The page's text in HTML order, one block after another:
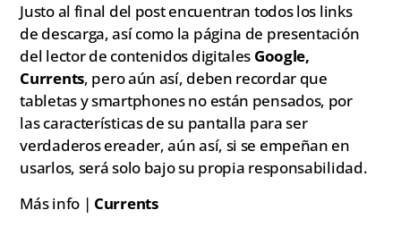
Justo al final del post encuentran todos los links
de descarga, así como la página de presentación
del lector de contenidos digitales Google,
Currents, pero aún así, deben recordar que
tabletas y smartphones no están pensados, por
las características de su pantalla para ser
verdaderos ereader, aún así, si se empeñan en
usarlos, será solo bajo su propia responsabilidad.
Más info | Currents